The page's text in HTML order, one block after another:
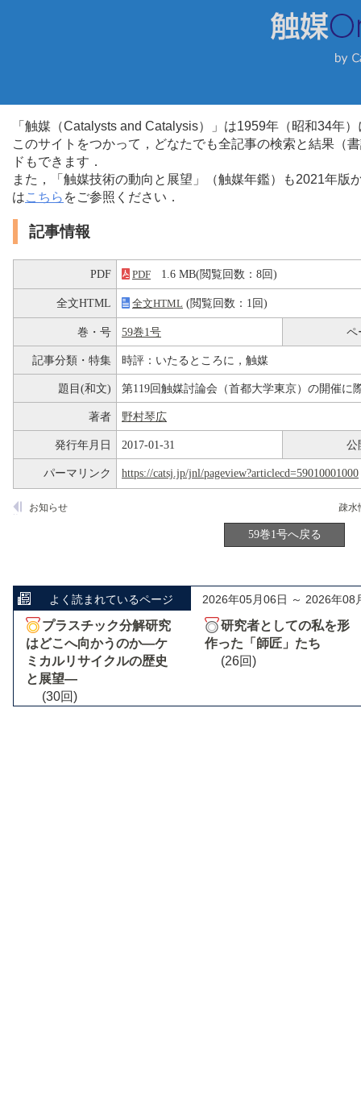
「触媒（Catalysts and Catalysis）」は1959年（昭和34年
このサイトをつかって，どなたでも全記事の検索と結果（
ドもできます．
また，「触媒技術の動向と展望」（触媒年鑑）も2021年
はこちら をご参照ください．
記事情報
PDF PDF 1.6 MB(閲覧回数：8回)
全文HTML 全文HTML (閲覧回数：1回)
巻・号 59巻1号 ペ
記事分類・特集 時評：いたるところに，触媒
題目(和文) 第119回触媒討論会（首都大学東京）の開催に
著者 野村琴広
発行年月日 2017-01-31 公
パーマリンク https://catsj.jp/jnl/pageview?articlecd=59010001000
お知らせ
59巻1号へ戻る
よく読まれているページ 2026年05月06日 ～ 2026年08
プラスチック分解研究
はどこへ向かうのか―ケ
ミカルリサイクルの歴史
と展望―
(30回)
研究者としての私を形
作った「師匠」たち
(26回)